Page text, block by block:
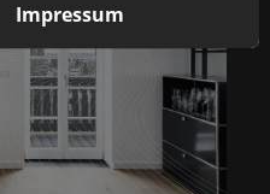
Impressum